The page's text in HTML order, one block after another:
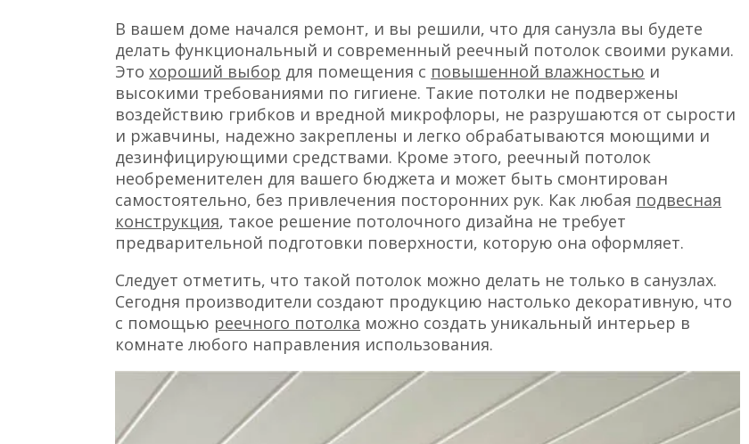
В вашем доме начался ремонт, и вы решили, что для санузла вы будете
делать функциональный и современный реечный потолок своими руками.
Этохороший выбор для помещения с повышенной влажностью и
высокими требованиями по гигиене. Такие потолки не подвержены
воздействию грибков и вредной микрофлоры, не разрушаются от сырости
и ржавчины, надежно закреплены и легко обрабатываются моющими и
дезинфицирующими средствами. Кроме этого, реечный потолок
необременителен для вашего бюджета и может быть смонтирован
самостоятельно, без привлечения посторонних рук. Как любая подвесная
конструкция, такое решение потолочного дизайна не требует
предварительной подготовки поверхности, которую она оформляет.
Следует отметить, что такой потолок можно делать не только в санузлах.
Сегодня производители создают продукцию настолько декоративную, что
с помощью реечного потолка можно создать уникальный интерьер в
комнате любого направления использования.